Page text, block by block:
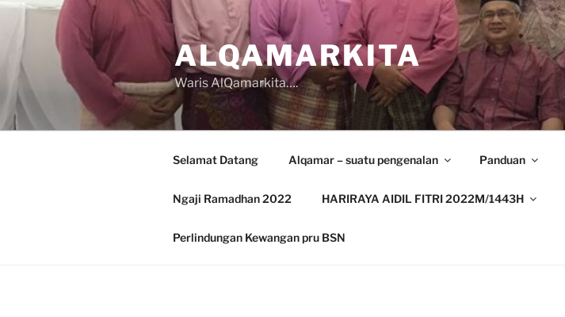
Skip
content
ALQAMARKITA
Waris AlQamarkita….
Selamat Datang Alqamar – suatu pengenalan Panduan
Ngaji Ramadhan 2022 HARIRAYA AIDIL FITRI 2022M/1443H
Perlindungan Kewangan pru BSN